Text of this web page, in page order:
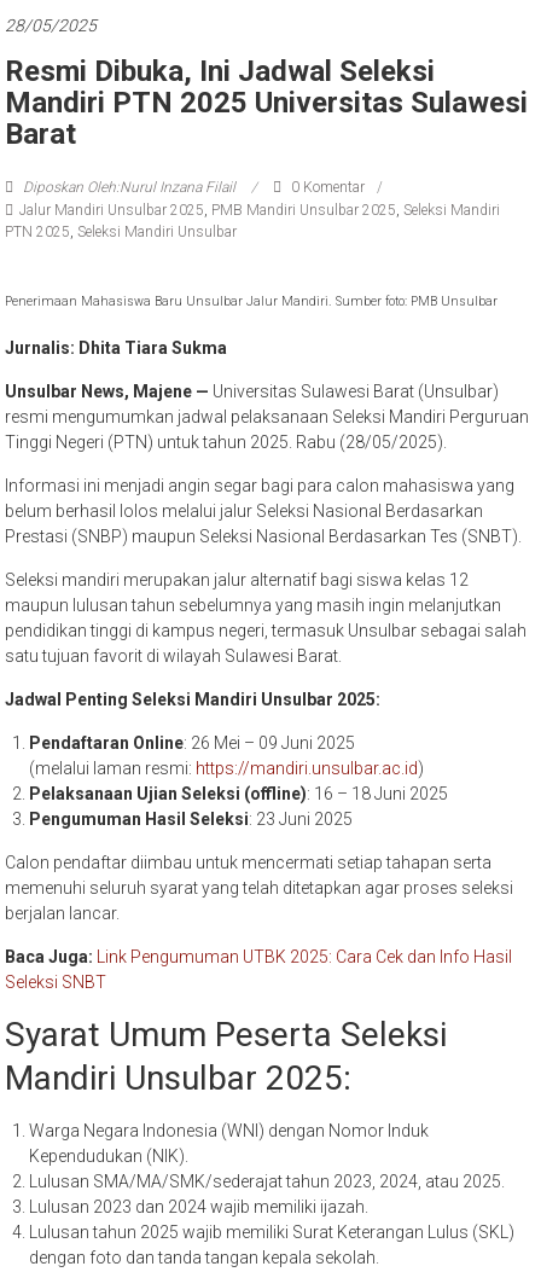
28/05/2025
Resmi Dibuka, Ini Jadwal Seleksi
Mandiri PTN 2025 Universitas Sulawesi
Barat
Diposkan Oleh:Nurul Inzana Filail
0 Komentar
Jalur Mandiri Unsulbar 2025, PMB Mandiri Unsulbar 2025,Seleksi Mandiri
PTN 2025,Seleksi Mandiri Unsulbar
Penerimaan Mahasiswa Baru Unsulbar Jalur Mandiri. Sumber foto: PMB Unsulbar
Jurnalis: Dhita Tiara Sukma
Unsulbar News, Majene — Universitas Sulawesi Barat (Unsulbar)
resmi mengumumkan jadwal pelaksanaan Seleksi Mandiri Perguruan
Tinggi Negeri (PTN) untuk tahun 2025. Rabu (28/05/2025).
Informasi ini menjadi angin segar bagi para calon mahasiswa yang
belum berhasil lolos melalui jalur Seleksi Nasional Berdasarkan
Prestasi (SNBP) maupun Seleksi Nasional Berdasarkan Tes (SNBT).
Seleksi mandiri merupakan jalur alternatif bagi siswa kelas 12
maupun lulusan tahun sebelumnya yang masih ingin melanjutkan
pendidikan tinggi di kampus negeri, termasuk Unsulbar sebagai salah
satu tujuan favorit di wilayah Sulawesi Barat.
Jadwal Penting Seleksi Mandiri Unsulbar 2025:
Pendaftaran Online: 26 Mei – 09 Juni 2025
(melalui laman resmi: https://mandiri.unsulbar.ac.id)
Pelaksanaan Ujian Seleksi (offline): 16 – 18 Juni 2025
Pengumuman Hasil Seleksi: 23 Juni 2025
Calon pendaftar diimbau untuk mencermati setiap tahapan serta
memenuhi seluruh syarat yang telah ditetapkan agar proses seleksi
berjalan lancar.
Baca Juga:
Link Pengumuman UTBK 2025: Cara Cek dan Info Hasil
Seleksi SNBT
Syarat Umum Peserta Seleksi
Mandiri Unsulbar 2025:
Warga Negara Indonesia (WNI) dengan Nomor Induk
Kependudukan (NIK).
Lulusan SMA/MA/SMK/sederajat tahun 2023, 2024, atau 2025.
Lulusan 2023 dan 2024 wajib memiliki ijazah.
Lulusan tahun 2025 wajib memiliki Surat Keterangan Lulus (SKL)
dengan foto dan tanda tangan kepala sekolah.